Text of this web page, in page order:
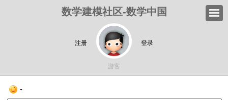
数学建模社区-数学中国
注册 登录
游客